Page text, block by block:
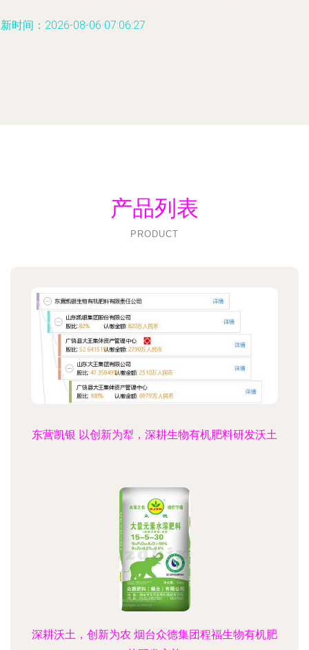
时间：2026-08-06 07:06:27
产品列表
PRODUCT
东营凯银 以创新为犁，深耕生物有机肥料研发沃土
深耕沃土，创新为农 烟台众德集团程福生物有机肥